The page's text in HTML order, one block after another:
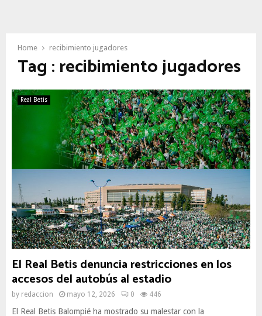
Home recibimiento jugadores
Tag : recibimiento jugadores
Real Betis
El Real Betis denuncia restricciones en los
accesos del autobús al estadio
by redaccion mayo 12, 2026 0 446
El Real Betis Balompié ha mostrado su malestar con la